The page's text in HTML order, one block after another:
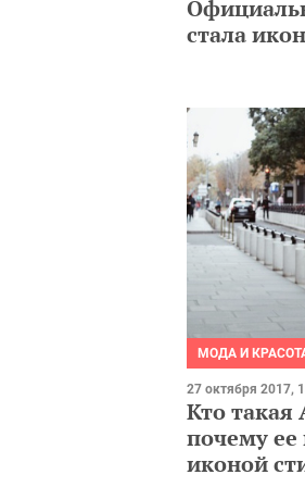
стала
МОДА И
27 октября 2017,
Кто
почему
иконой